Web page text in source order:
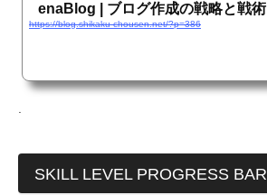
enaBlog | ブログ作成の戦略と戦術
https://blog.shikaku-chousen.net/?p=386
SKILL LEVEL PROGRESS BAR